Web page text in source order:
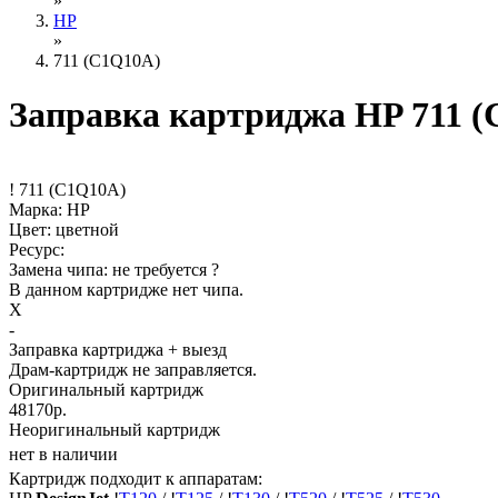
HP
»
711 (C1Q10A)
Заправка картриджа HP 711
! 711 (C1Q10A)
Марка: HP
Цвет: цветной
Ресурс:
Замена чипа: не требуется ?
В данном картридже нет чипа.
X
-
Заправка картриджа + выезд
Драм-картридж не заправляется.
Оригинальный картридж
48170р.
Неоригинальный картридж
нет в наличии
Картридж подходит к аппаратам: